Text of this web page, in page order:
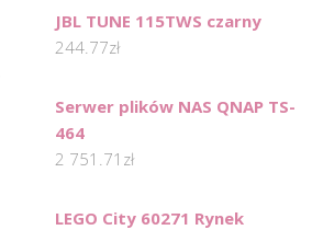
JBL TUNE 115TWS czarny
244.77zł
Serwer plików NAS QNAP TS-
464
2 751.71 zł
LEGO City 60271 Rynek